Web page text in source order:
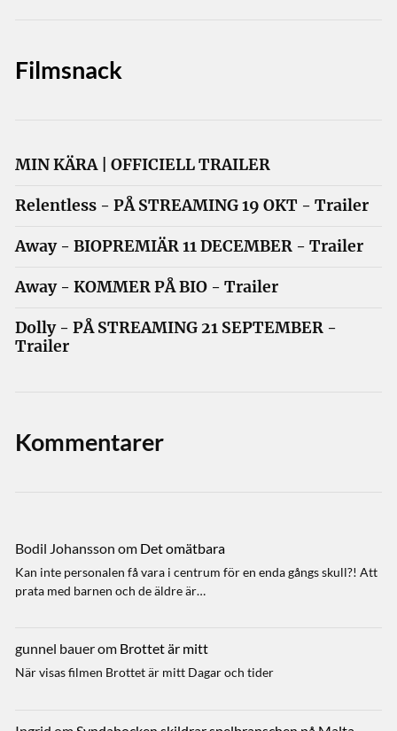
Filmsnack
MIN KÄRA | OFFICIELL TRAILER
Relentless - PÅ STREAMING 19 OKT - Trailer
Away - BIOPREMIÄR 11 DECEMBER - Trailer
Away - KOMMER PÅ BIO - Trailer
Dolly - PÅ STREAMING 21 SEPTEMBER -
Trailer
Kommentarer
Bodil Johansson om Det omätbara
Kan inte personalen få vara i centrum för en enda gångs skull?! Att
prata med barnen och de äldre är…
gunnel bauerom Brottet är mitt
När visas filmen Brottet är mitt Dagar och tider